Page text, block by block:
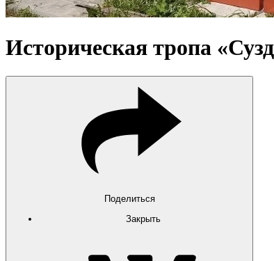
Историческая тропа
Поделиться
Закрыть